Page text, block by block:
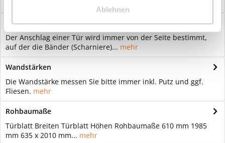
Ablehnen
Anschläge
Der Anschlag einer Tür wird immer von der Seite bestimmt,
auf der die Bänder (Scharniere)... mehr
Wandstärken
Die Wandstärke messen Sie bitte immer inkl. Putz und ggf.
Fliesen. mehr
Rohbaumaße
Türblatt Breiten Türblatt Höhen Rohbaumaße 610 mm 1985
mm 635 x 2010 mm... mehr